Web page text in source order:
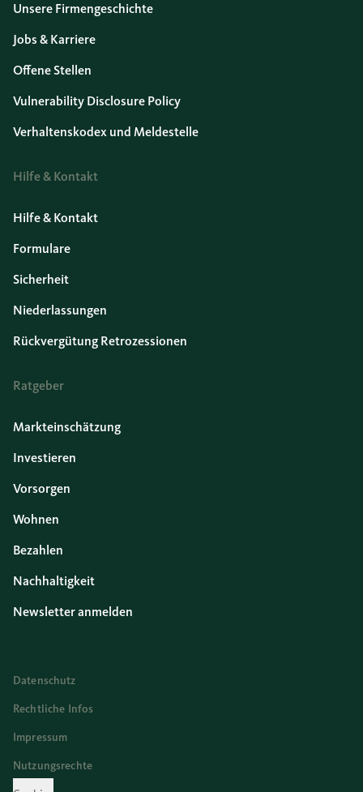
Unsere Firmengeschichte
Jobs & Karriere
Offene Stellen
Vulnerability Disclosure Policy
Verhaltenskodex und Meldestelle
Hilfe & Kontakt
Hilfe & Kontakt
Formulare
Sicherheit
Niederlassungen
Rückvergütung Retrozessionen
Ratgeber
Markteinschätzung
Investieren
Vorsorgen
Wohnen
Bezahlen
Nachhaltigkeit
Newsletter anmelden
Datenschutz
Rechtliche Infos
Impressum
Nutzungsrechte